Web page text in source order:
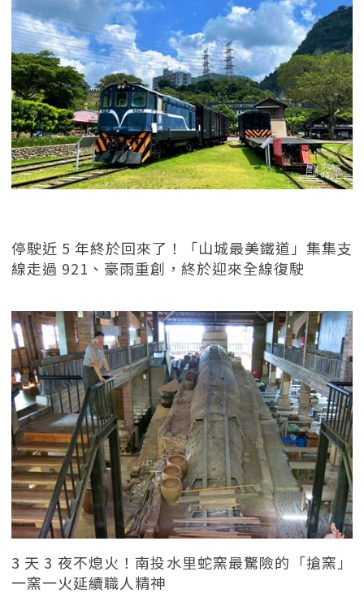
停駛近 5 年終於回來了！「山城最美鐵道」集集支
線走過 921、豪雨重創，終於迎來全線復駛
3 天 3 夜不熄火！南投水里蛇窯最驚險的「搶窯」
一窯一火延續職人精神